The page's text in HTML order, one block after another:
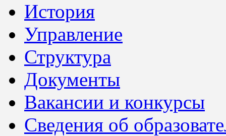
История
Управление
Структура
Документы
Вакансии и конкурсы
Сведения об